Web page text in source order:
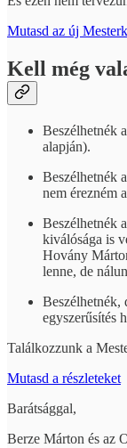
Mutasd az új
Kell még
Beszélhetnék
alapján).
Beszélhetnék
nem érezném
Beszélhetnék
kiválósága is
Hovány
lenne, de
Beszélhetnék,
egyszerűsítés
Találkozzunk a
Mutasd a részleteket
Barátsággal,
Berze Márton és az